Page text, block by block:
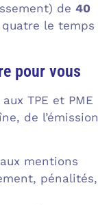
de 40
le temps
pour vous
TPE et PME
de l’émission
aux mentions
pénalités,